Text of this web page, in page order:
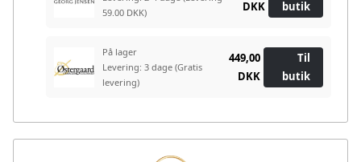
59.00 DKK)
DKK
butik
På lager
Levering: 3 dage (Gratis
levering)
449,00
DKK
Til
butik